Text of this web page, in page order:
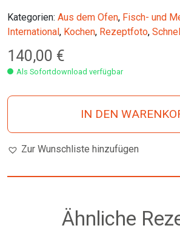
Kategorien: Aus dem Ofen, Fisch- und
International , Kochen, Rezeptfoto,
140,00 €
Als Sofortdownload verfügbar
IN DEN
Zur Wunschliste hinzufügen
Ähnliche